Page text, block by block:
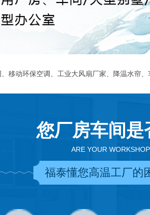
移动环保空调、工业大风扇厂家、降温水帘
您厂房车间
ARE YOUR
福泰懂您高温工厂的